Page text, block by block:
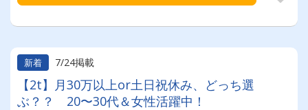
新着 7/24掲載
【2t】月30万以上or土日祝休み、どっち選
ぶ？？ 20〜30代＆女性活躍中！